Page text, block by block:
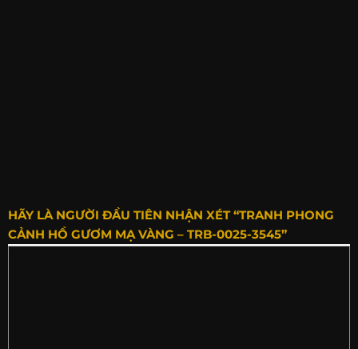
HÃY LÀ NGƯỜI ĐẦU TIÊN NHẬN XÉT “TRANH PHONG
CẢNH HỒ GƯƠM MẠ VÀNG – TRB-0025-3545”